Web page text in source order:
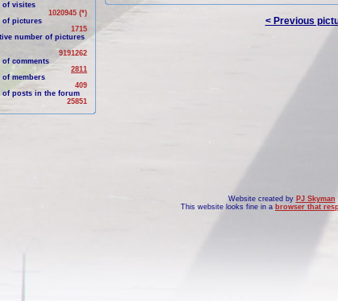
of visites
1020945 (*)
of pictures
1715
number of pictures
9191262
of comments
2811
of members
409
of posts in the forum
25851
< Previous
Website created by PJ Skyman
This website looks fine in a browser that